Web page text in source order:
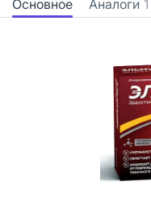
Основное Аналоги 1